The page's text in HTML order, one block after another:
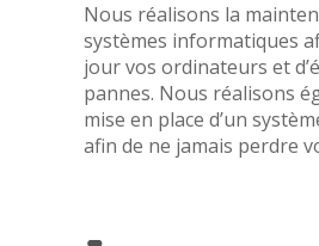
Nous réalisons la
systèmes informatiques
jour vos ordinateurs et
pannes. Nous réalisons
mise en place d’un
afin de ne jamais perdre